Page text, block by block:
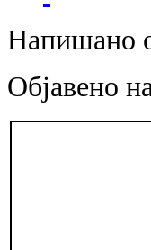
Напишано
Објавено